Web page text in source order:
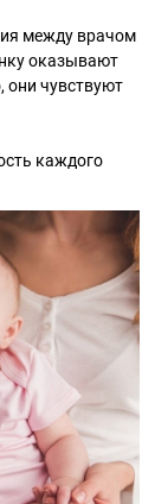
между врачом
оказывают
они чувствуют
каждого